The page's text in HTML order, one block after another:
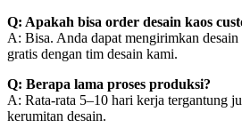
Q: Apakah bisa order desain kaos
A: Bisa. Anda dapat mengirimkan desain
gratis dengan tim desain kami.
Q: Berapa lama proses produksi?
A: Rata-rata 5–10 hari kerja tergantung
kerumitan desain.